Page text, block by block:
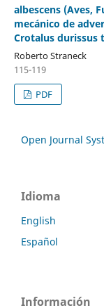
albescens (Aves,
mecánico de
Crotalus durissus
Roberto Straneck
115-119
PDF
Open Journal
Idioma
English
Español
Información